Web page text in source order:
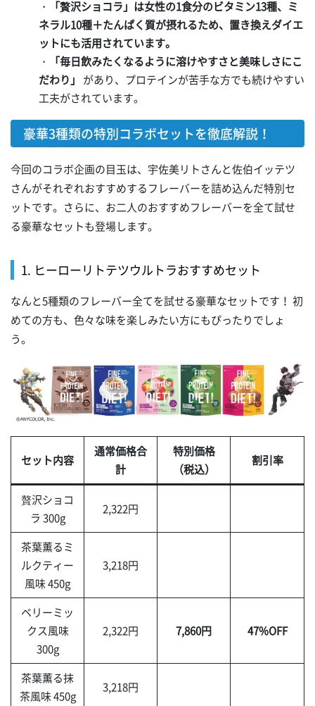
・
「贅沢ショコラ」は女性の1食分のビタミン13種、ミ
ネラル10種＋たんぱく質が摂れるため、置き換えダイエ
ットにも活用されています。
・
「毎日飲みたくなるように溶けやすさと美味しさにこ
だわり」 があり、プロテインが苦手な方でも続けやすい
工夫がされています。
豪華3種類の特別コラボセットを徹底解説！
今回のコラボ企画の目玉は、宇佐美リトさんと佐伯イッテツ
さんがそれぞれおすすめするフレーバーを詰め込んだ特別セ
ットです。さらに、お二人のおすすめフレーバーを全て試せ
る豪華なセットも登場します。
1. ヒーローリトテツウルトラおすすめセット
なんと5種類のフレーバー全てを試せる豪華なセットです！ 初
めての方も、色々な味を楽しみたい方にもぴったりでしょ
う。
セット内容
通常価格合
計
特別価格
（税込）
割引率
贅沢ショコ
ラ 300g
2,322円
茶葉薫るミ
ルクティー
風味 450g
3,218円
ベリーミッ
クス風味
300g
2,322円 7,860円 47%OFF
茶葉薫る抹
茶風味 450g
3,218円